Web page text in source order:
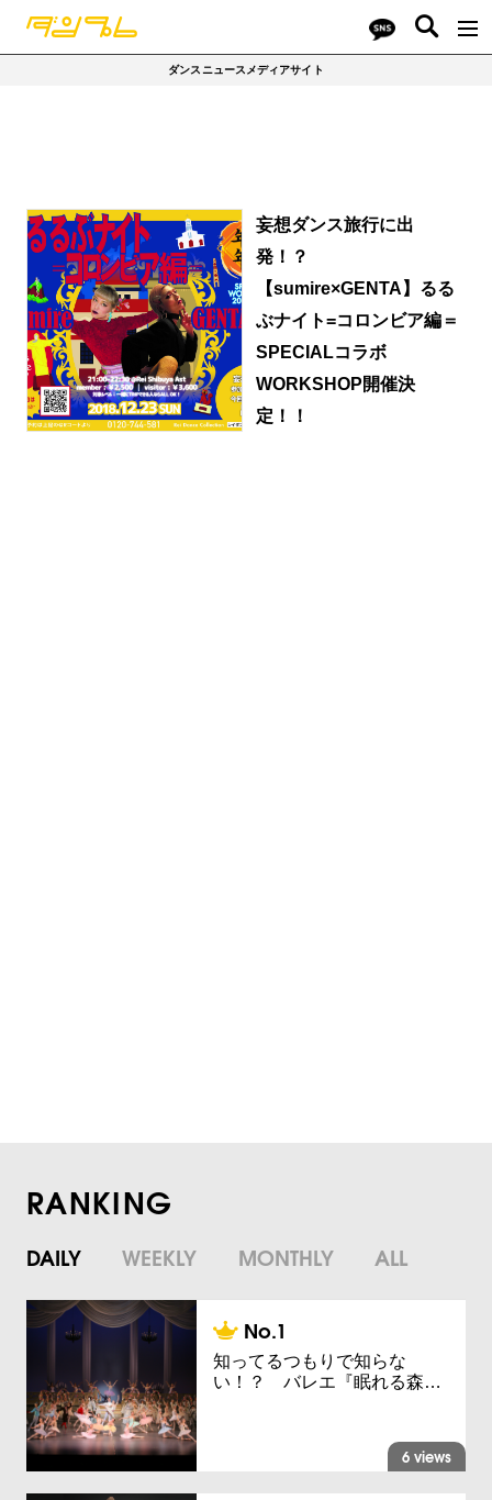
ダンスニュースメディアサイト
妄想ダンス旅行に出
発！？
【sumire×GENTA】るる
ぶナイト=コロンビア編＝
SPECIALコラボ
WORKSHOP開催決
定！！
RANKING
DAILY WEEKLY MONTHLY ALL
知ってるつもりで知らな
い！？ バレエ『眠れる森…
6 views